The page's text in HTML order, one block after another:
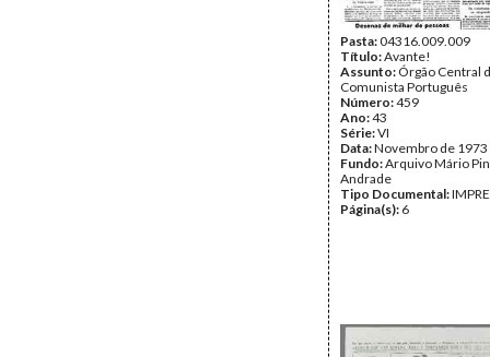
Pasta:04316.009.009
Título:Avante!
Assunto: Órgão Central
Comunista Português
Número:459
Ano:43
Série:VI
Data:Novembro de 1973
Fundo:Arquivo Mário
Andrade
Tipo Documental:
Página(s): 6